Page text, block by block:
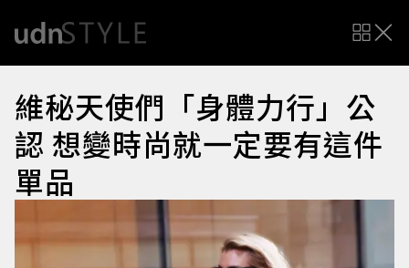
維秘天使們「身體力行」公
認 想變時尚就一定要有這件
單品